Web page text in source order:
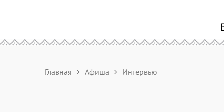
Главная Афиша Интервью